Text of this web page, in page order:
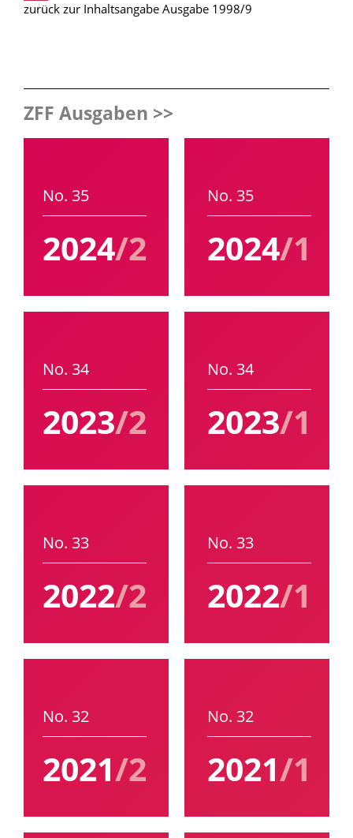
zurück zur Inhaltsangabe Ausgabe 1998/9
ZFF Ausgaben >>
No. 35
2024/2
No. 35
2024/1
No. 34
2023/2
No. 34
2023/1
No. 33
2022/2
No. 33
2022/1
No. 32
2021/2
No. 32
2021/1